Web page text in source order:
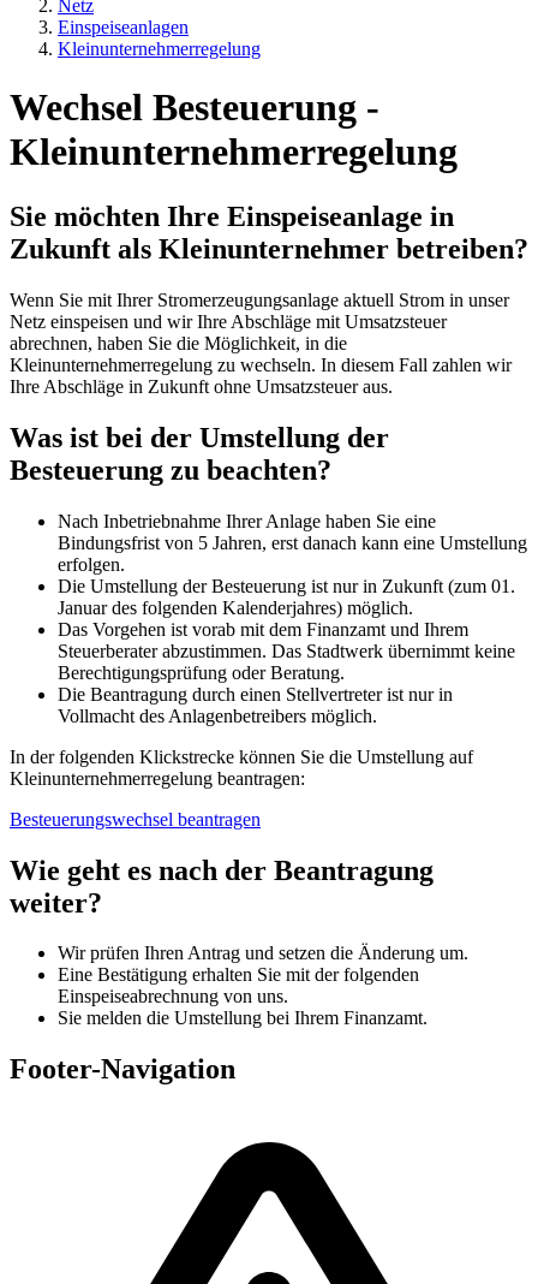
Netz
Einspeiseanlagen
Kleinunternehmerregelung
Wechsel Besteuerung -
Kleinunternehmerregelung
Sie möchten Ihre Einspeiseanlage in
Zukunft als Kleinunternehmer betreiben?
Wenn Sie mit Ihrer Stromerzeugungsanlage aktuell Strom in unser
Netz einspeisen und wir Ihre Abschläge mit Umsatzsteuer
abrechnen, haben Sie die Möglichkeit, in die
Kleinunternehmerregelung zu wechseln. In diesem Fall zahlen wir
Ihre Abschläge in Zukunft ohne Umsatzsteuer aus.
Was ist bei der Umstellung der
Besteuerung zu beachten?
Nach Inbetriebnahme Ihrer Anlage haben Sie eine
Bindungsfrist von 5 Jahren, erst danach kann eine Umstellung
erfolgen.
Die Umstellung der Besteuerung ist nur in Zukunft (zum 01.
Januar des folgenden Kalenderjahres) möglich.
Das Vorgehen ist vorab mit dem Finanzamt und Ihrem
Steuerberater abzustimmen. Das Stadtwerk übernimmt keine
Berechtigungsprüfung oder Beratung.
Die Beantragung durch einen Stellvertreter ist nur in
Vollmacht des Anlagenbetreibers möglich.
In der folgenden Klickstrecke können Sie die Umstellung auf
Kleinunternehmerregelung beantragen:
Besteuerungswechsel beantragen
Wie geht es nach der Beantragung
weiter?
Wir prüfen Ihren Antrag und setzen die Änderung um.
Eine Bestätigung erhalten Sie mit der folgenden
Einspeiseabrechnung von uns.
Sie melden die Umstellung bei Ihrem Finanzamt.
Footer-Navigation